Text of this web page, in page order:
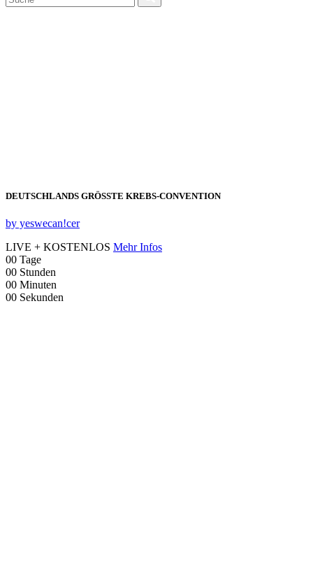
DEUTSCHLANDS GRÖSSTE KREBS‑CONVENTION
by yeswecan!cer
LIVE + KOSTENLOS Mehr Infos
00 Tage
00 Stunden
00 Minuten
00 Sekunden